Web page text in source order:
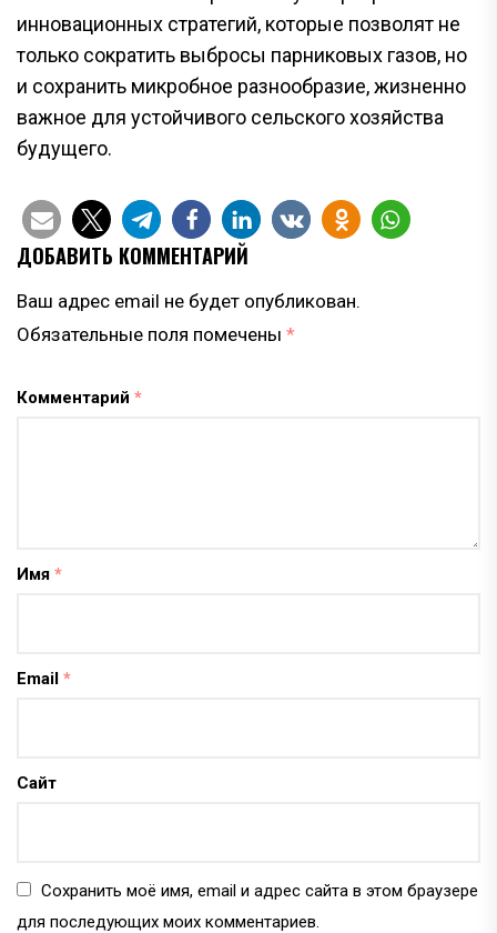
инновационных стратегий, которые позволят не
только сократить выбросы парниковых газов, но
и сохранить микробное разнообразие, жизненно
важное для устойчивого сельского хозяйства
будущего.
ДОБАВИТЬ КОММЕНТАРИЙ
Ваш адрес email не будет опубликован.
Обязательные поля помечены *
Комментарий *
Имя *
Email *
Сайт
Сохранить моё имя, email и адрес сайта в этом браузере
для последующих моих комментариев.